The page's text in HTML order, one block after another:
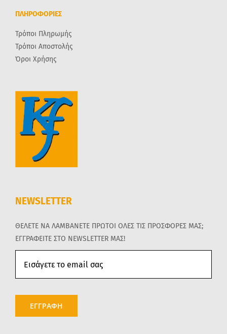
ΠΛΗΡΟΦΟΡΙΕΣ
Τρόποι Πληρωμής
Τρόποι Αποστολής
Όροι Χρήσης
NEWSLETTER
ΘΕΛΕΤΕ ΝΑ ΛΑΜΒΑΝΕΤΕ ΠΡΩΤΟΙ ΟΛΕΣ ΤΙΣ ΠΡΟΣΦΟΡΕΣ ΜΑΣ;
ΕΓΓΡΑΦΕΙΤΕ ΣΤΟ NEWSLETTER ΜΑΣ!
ΕΓΓΡΑΦΗ